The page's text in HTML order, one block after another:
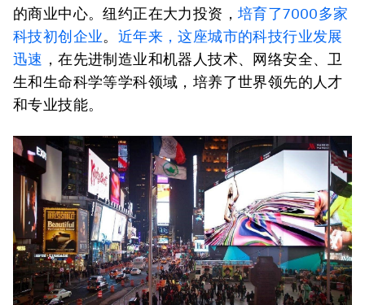
的商业中心。纽约正在大力投资， 培育了7000多家
科技初创企业。 近年来，这座城市的科技行业发展
迅速 ，在先进制造业和机器人技术、网络安全、卫
生和生命科学等学科领域，培养了世界领先的人才
和专业技能。